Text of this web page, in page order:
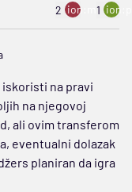
2 ion:minus
1
na pravi
na njegovoj
ali ovim transferom
eventualni dolazak
planiran da igra